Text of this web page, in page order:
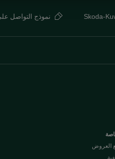
Skoda- نموذج التواصل
العروض